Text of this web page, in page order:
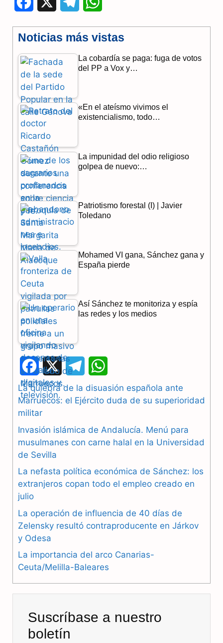
c
e
b
o
o
k
l
e
a
a
t
p
Noticias más vistas
La cobardía se paga: fuga de votos
del PP a Vox y…
«En el ateísmo vivimos el
existencialismo, todo…
La impunidad del odio religioso
golpea de nuevo:…
Patriotismo forestal (I) | Javier
Toledano
Mohamed VI gana, Sánchez gana y
España pierde
Así Sánchez te monitoriza y espía
las redes y los medios
F
a
c
b
o
o
X
e
l
g
a
h
a
s
p
La quiebra de la disuasión española ante
Marruecos: el Ejército duda de su superioridad
militar
Invasión islámica de Andalucía. Menú para
musulmanes con carne halal en la Universidad
de Sevilla
La nefasta política económica de Sánchez: los
extranjeros copan todo el empleo creado en
julio
La operación de influencia de 40 días de
Zelensky resultó contraproducente en Járkov
y Odesa
La importancia del arco Canarias-
Ceuta/Melilla-Baleares
Suscríbase a nuestro
boletín